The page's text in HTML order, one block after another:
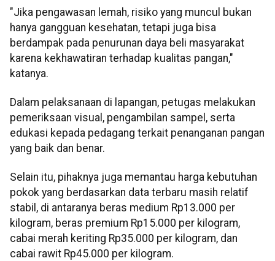
"Jika pengawasan lemah, risiko yang muncul bukan
hanya gangguan kesehatan, tetapi juga bisa
berdampak pada penurunan daya beli masyarakat
karena kekhawatiran terhadap kualitas pangan,"
katanya.
Dalam pelaksanaan di lapangan, petugas melakukan
pemeriksaan visual, pengambilan sampel, serta
edukasi kepada pedagang terkait penanganan pangan
yang baik dan benar.
Selain itu, pihaknya juga memantau harga kebutuhan
pokok yang berdasarkan data terbaru masih relatif
stabil, di antaranya beras medium Rp13.000 per
kilogram, beras premium Rp15.000 per kilogram,
cabai merah keriting Rp35.000 per kilogram, dan
cabai rawit Rp45.000 per kilogram.